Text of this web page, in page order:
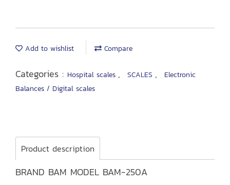
Add to wishlist Compare
Categories : Hospital scales , SCALES ,
Electronic
Balances / Digital scales
Product description
BRAND BAM MODEL BAM-250A